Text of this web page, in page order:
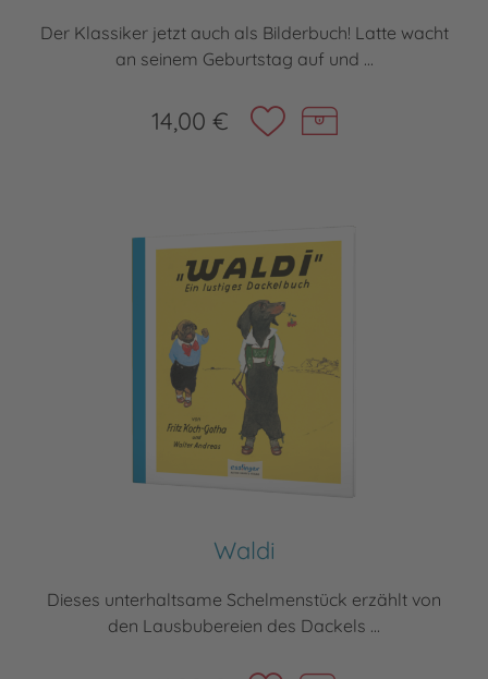
Der Klassiker jetzt auch als Bilderbuch! Latte wacht
an seinem Geburtstag auf und ...
14,00 €
Waldi
Dieses unterhaltsame Schelmenstück erzählt von
den Lausbubereien des Dackels ...